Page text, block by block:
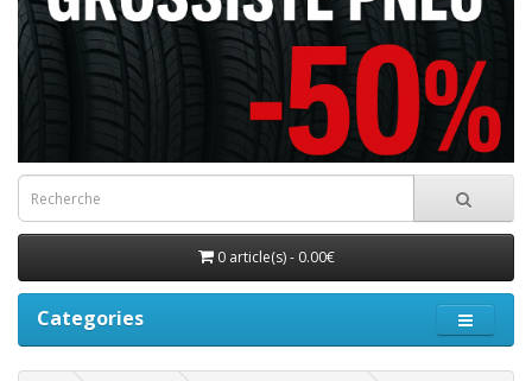
0 article(s) - 0.00€
Categories